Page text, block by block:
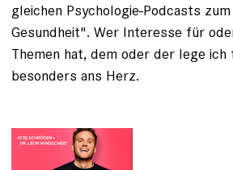
gleichen Psychologie-Podcasts
Gesundheit". Wer Interesse für
Themen hat, dem oder der lege
besonders ans Herz.